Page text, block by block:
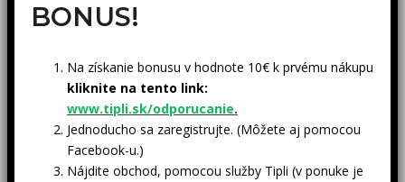
BONUS!
Na získanie bonusu v hodnote 10€ k prvému nákupu
kliknite na tento link:
www.tipli.sk/odporucanie.
Jednoducho sa zaregistrujte. (Môžete aj pomocou
Facebook-u.)
Nájdite obchod, pomocou služby Tipli (v ponuke je